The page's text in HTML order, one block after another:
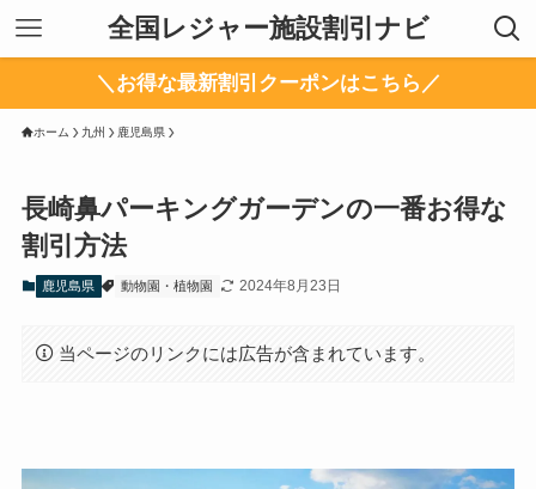
全国レジャー施設割引ナビ
＼お得な最新割引クーポンはこちら／
ホーム 九州 鹿児島県
長崎鼻パーキングガーデンの一番お得な
割引方法
鹿児島県 動物園・植物園 2024年8月23日
当ページのリンクには広告が含まれています。